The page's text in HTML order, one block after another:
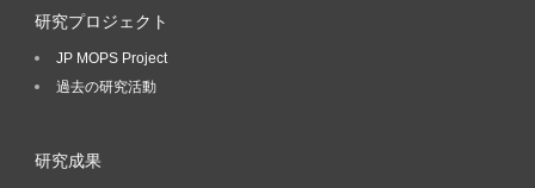
研究プロジェクト
JP MOPS Project
過去の研究活動
研究成果